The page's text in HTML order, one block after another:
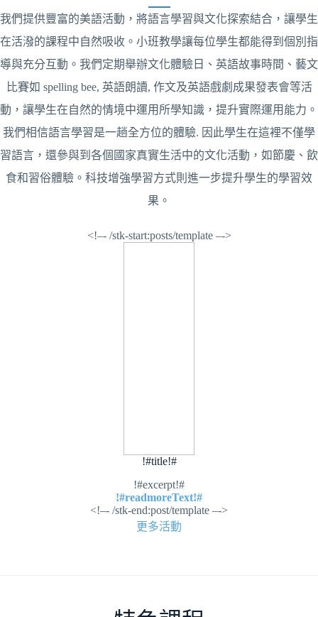
我們提供豐富的美語活動，將語言學習與文化探索結合，讓學生
在活潑的課程中自然吸收。小班教學讓每位學生都能得到個別指
導與充分互動。我們定期舉辦文化體驗日、英語故事時間、藝文
比賽如 spelling bee, 英語朗讀, 作文及英語戲劇成果發表會等活
動，讓學生在自然的情境中運用所學知識，提升實際運用能力。
我們相信語言學習是一趟全方位的體驗. 因此學生在這裡不僅學
習語言，還參與到各個國家真實生活中的文化活動，如節慶、飲
食和習俗體驗。科技增強學習方式則進一步提升學生的學習效
果。
<!–- /stk-start:posts/template –->
!#title!#
!#excerpt!#
!#readmoreText!#
<!–- /stk-end:post/template –->
更多活動